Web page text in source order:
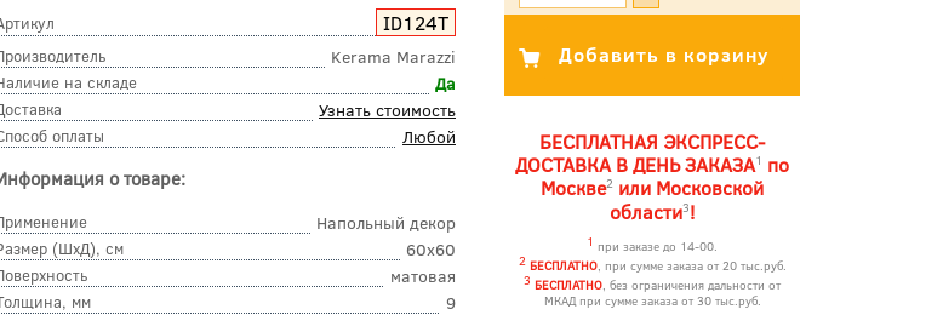
ID124T
Kerama Marazzi
на складе Да
Узнать стоимость
оплаты Любой
о товаре:
Напольный декор
(ШхД), см 60x60
матовая
мм 9
БЕСПЛАТНАЯ ЭКСПРЕСС-
ДОСТАВКА В ДЕНЬ ЗАКАЗА1 по
Москве2 или Московской
области3!
1 при заказе до 14-00.
2 БЕСПЛАТНО, при сумме заказа от 20 тыс.руб.
3 БЕСПЛАТНО, без ограничения дальности от
МКАД при сумме заказа от 30 тыс.руб.